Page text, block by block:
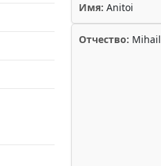
Имя: Anitoi
Отчество: Mihail